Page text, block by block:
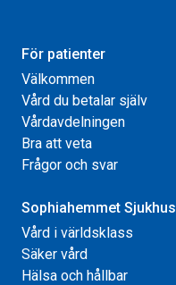
För patienter
Välkommen
Vård du betalar själv
Vårdavdelningen
Bra att veta
Frågor och svar
Sophiahemmet Sjukhus
Vård i världsklass
Säker vård
Hälsa och hållbar